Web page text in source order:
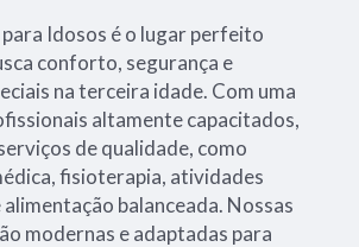
Idosos é o lugar perfeito
conforto, segurança e
na terceira idade. Com uma
altamente capacitados,
de qualidade, como
fisioterapia, atividades
balanceada. Nossas
modernas e adaptadas para